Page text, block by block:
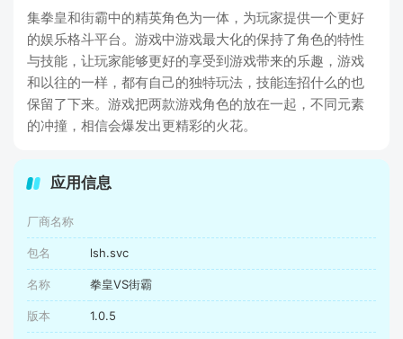
集拳皇和街霸中的精英角色为一体，为玩家提供一个更好
的娱乐格斗平台。游戏中游戏最大化的保持了角色的特性
与技能，让玩家能够更好的享受到游戏带来的乐趣，游戏
和以往的一样，都有自己的独特玩法，技能连招什么的也
保留了下来。游戏把两款游戏角色的放在一起，不同元素
的冲撞，相信会爆发出更精彩的火花。
应用信息
厂商名称
包名 lsh.svc
名称 拳皇VS街霸
版本 1.0.5